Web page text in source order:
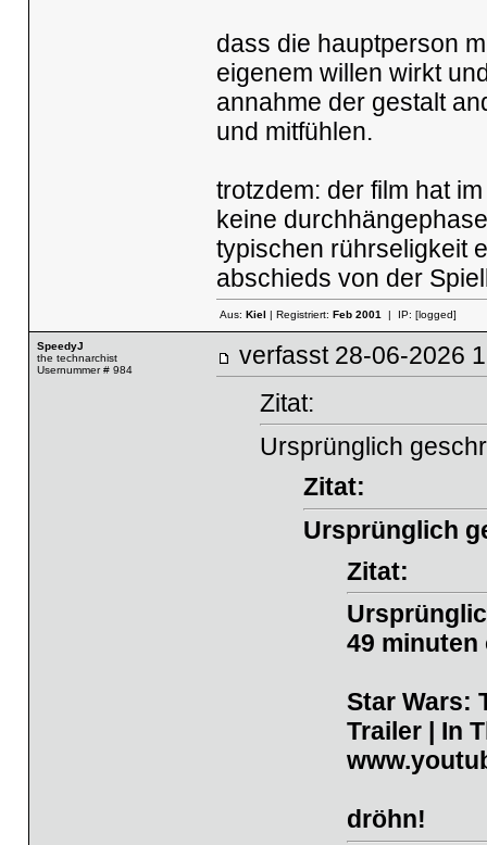
dass die hauptperson
eigenem willen wirkt
annahme der gestalt
und mitfühlen.
trotzdem: der film hat
keine
typischen rührseligkeit
abschieds von der
Aus: Kiel | Registriert: Feb 2001| IP: [logged]
SpeedyJ
the technarchist
Usernummer # 984
verfasst 28-06-
Zitat:
Ursprünglich
Zitat:
Ursprünglich
Zitat:
49 minuten
Star Wars:
Trailer | In
dröhn!